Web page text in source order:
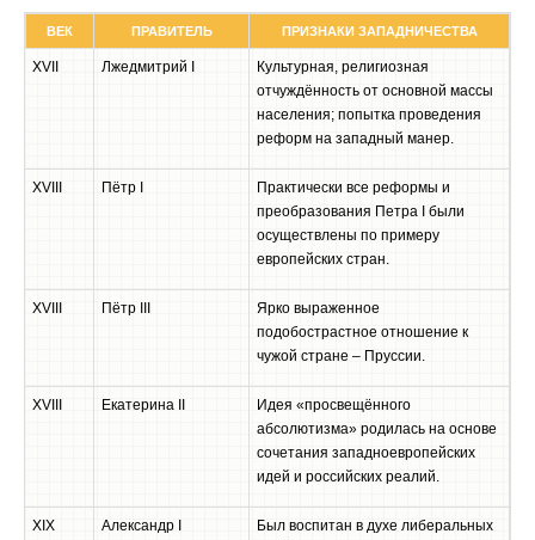
ВЕК ПРАВИТЕЛЬ ПРИЗНАКИ ЗАПАДНИЧЕСТВА
XVII Лжедмитрий I
Культурная, религиозная
отчуждённость от основной массы
населения; попытка проведения
реформ на западный манер.
XVIII Пётр I
Практически все реформы и
преобразования Петра I были
осуществлены по примеру
европейских стран.
XVIII Пётр III
Ярко выраженное
подобострастное отношение к
чужой стране – Пруссии.
XVIII Екатерина II
Идея «просвещённого
абсолютизма» родилась на основе
сочетания западноевропейских
идей и российских реалий.
XIX Александр I
Был воспитан в духе либеральных